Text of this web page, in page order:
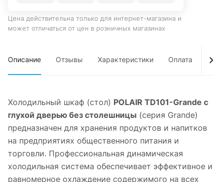
Цена действительна только для интернет-магазина и
может отличаться от цен в розничных магазинах
Описание Отзывы Характеристики Оплата
Холодильный шкаф (стол) POLAIR TD101-Grande с
глухой дверью без столешницы (серия Grande)
предназначен для хранения продуктов и напитков
на предприятиях общественного питания и
торговли. Профессиональная динамическая
холодильная система обеспечивает эффективное и
равномерное охлаждение содержимого на всех